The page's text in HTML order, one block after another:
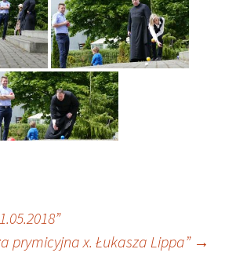
prymicyjna x. Łukasza Lippa” →